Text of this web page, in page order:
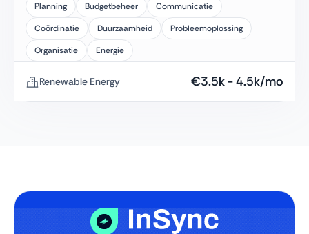
Planning
Budgetbeheer
Communicatie
Coördinatie
Duurzaamheid
Probleemoplossing
Organisatie
Energie
Renewable Energy €3.5k -4.5k/mo